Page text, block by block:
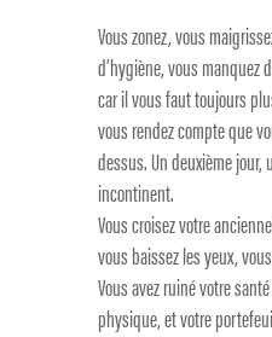
Vous zonez, vous
d’hygiène, vous manquez
car il vous faut toujours
vous rendez compte que
dessus. Un deuxième
incontinent.
Vous croisez votre
vous baissez les yeux,
Vous avez ruiné votre
physique, et votre